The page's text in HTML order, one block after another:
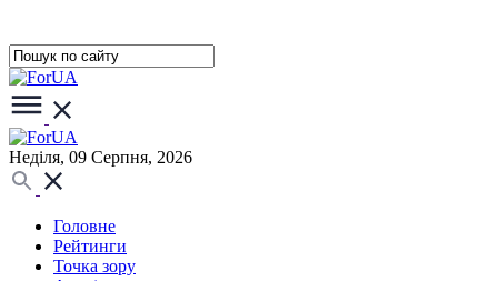
Неділя, 09 Серпня, 2026
Головне
Рейтинги
Точка зору